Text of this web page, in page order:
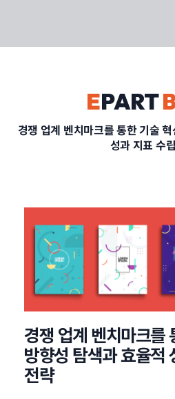
CONTACT
정부지원사업
EPARTB
경쟁 업계 벤치마크를 통한 기술
성과 지표 수
경쟁 업계 벤치마크를
방향성 탐색과 효율적
전략